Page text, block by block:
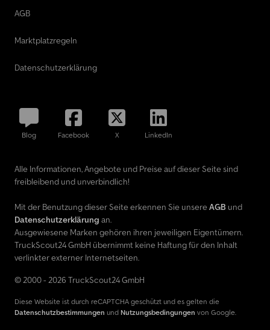
AGB
Marktplatzregeln
Datenschutzerklärung
Blog Facebook X LinkedIn
Alle Informationen, Angebote und Preise auf dieser Seite sind
freibleibend und unverbindlich!
Mit der Benutzung dieser Seite erkennen Sie unsere AGB und
Datenschutzerklärung an.
Ausgewiesene Marken gehören ihren jeweiligen Eigentümern.
TruckScout24 GmbH übernimmt keine Haftung für den Inhalt
verlinkter externer Internetseiten.
© 2000 - 2026 TruckScout24 GmbH
Diese Website ist durch reCAPTCHA geschützt und es gelten die
Datenschutzbestimmungen und Nutzungsbedingungen von Google.